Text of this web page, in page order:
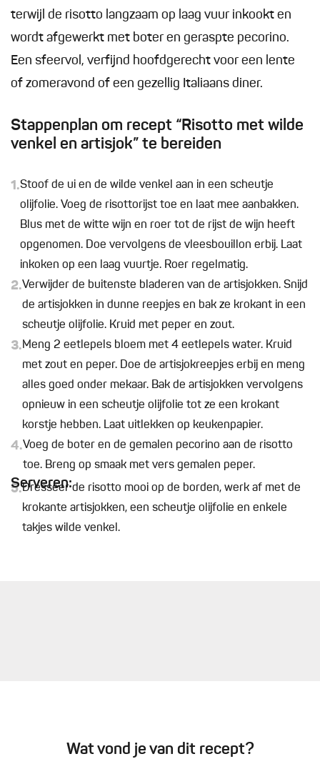
terwijl de risotto langzaam op laag vuur inkookt en
wordt afgewerkt met boter en geraspte pecorino.
Een sfeervol, verfijnd hoofdgerecht voor een lente
of zomeravond of een gezellig Italiaans diner.
Stappenplan om recept “Risotto met wilde
venkel en artisjok” te bereiden
1.Stoof de ui en de wilde venkel aan in een scheutje
olijfolie. Voeg de risottorijst toe en laat mee aanbakken.
Blus met de witte wijn en roer tot de rijst de wijn heeft
opgenomen. Doe vervolgens de vleesbouillon erbij. Laat
inkoken op een laag vuurtje. Roer regelmatig.
2.Verwijder de buitenste bladeren van de artisjokken. Snijd
de artisjokken in dunne reepjes en bak ze krokant in een
scheutje olijfolie. Kruid met peper en zout.
3.Meng 2 eetlepels bloem met 4 eetlepels water. Kruid
met zout en peper. Doe de artisjokreepjes erbij en meng
alles goed onder mekaar. Bak de artisjokken vervolgens
opnieuw in een scheutje olijfolie tot ze een krokant
korstje hebben. Laat uitlekken op keukenpapier.
4.Voeg de boter en de gemalen pecorino aan de risotto
toe. Breng op smaak met vers gemalen peper.
Serveren:
5.Dresseer de risotto mooi op de borden, werk af met de
krokante artisjokken, een scheutje olijfolie en enkele
takjes wilde venkel.
Wat vond je van dit recept?